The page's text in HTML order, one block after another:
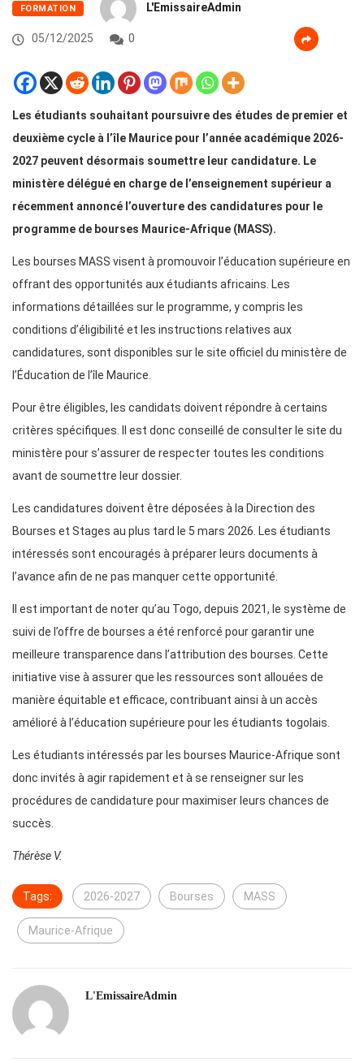
FORMATION L'EmissaireAdmin
05/12/2025 0
Les étudiants souhaitant poursuivre des études de premier et
deuxième cycle à l’île Maurice pour l’année académique 2026-
2027 peuvent désormais soumettre leur candidature. Le
ministère délégué en charge de l’enseignement supérieur a
récemment annoncé l’ouverture des candidatures pour le
programme de bourses Maurice-Afrique (MASS).
Les bourses MASS visent à promouvoir l’éducation supérieure en
offrant des opportunités aux étudiants africains. Les
informations détaillées sur le programme, y compris les
conditions d’éligibilité et les instructions relatives aux
candidatures, sont disponibles sur le site officiel du ministère de
l’Éducation de l’île Maurice.
Pour être éligibles, les candidats doivent répondre à certains
critères spécifiques. Il est donc conseillé de consulter le site du
ministère pour s’assurer de respecter toutes les conditions
avant de soumettre leur dossier.
Les candidatures doivent être déposées à la Direction des
Bourses et Stages au plus tard le 5 mars 2026. Les étudiants
intéressés sont encouragés à préparer leurs documents à
l’avance afin de ne pas manquer cette opportunité.
Il est important de noter qu’au Togo, depuis 2021, le système de
suivi de l’offre de bourses a été renforcé pour garantir une
meilleure transparence dans l’attribution des bourses. Cette
initiative vise à assurer que les ressources sont allouées de
manière équitable et efficace, contribuant ainsi à un accès
amélioré à l’éducation supérieure pour les étudiants togolais.
Les étudiants intéressés par les bourses Maurice-Afrique sont
donc invités à agir rapidement et à se renseigner sur les
procédures de candidature pour maximiser leurs chances de
succès.
Thérèse V.
Tags: 2026-2027 Bourses MASS
Maurice-Afrique
L'EmissaireAdmin